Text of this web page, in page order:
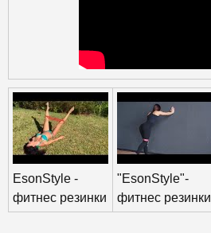
EsonStyle -
фитнес резинки
"EsonStyle"-
фитнес резинки